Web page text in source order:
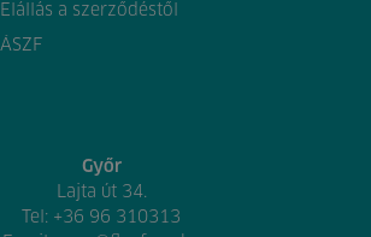
Elállás a szerződéstől
ÁSZF
Győr
Lajta út 34.
Tel: +36 96 310313